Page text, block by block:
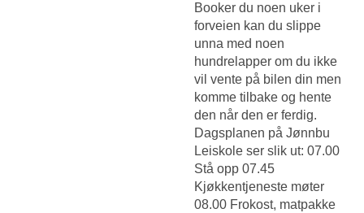
Booker du noen uker i
forveien kan du slippe
unna med noen
hundrelapper om du ikke
vil vente på bilen din men
komme tilbake og hente
den når den er ferdig.
Dagsplanen på Jønnbu
Leiskole ser slik ut: 07.00
Stå opp 07.45
Kjøkkentjeneste møter
08.00 Frokost, matpakke